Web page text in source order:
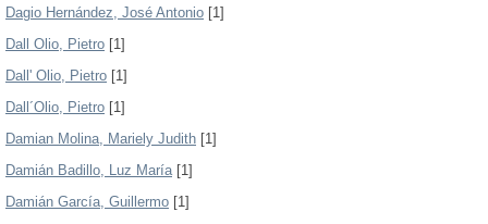
Dagio Hernández, José Antonio [1]
Dall Olio, Pietro [1]
Dall' Olio, Pietro [1]
Dall´Olio, Pietro [1]
Damian Molina, Mariely Judith [1]
Damián Badillo, Luz María[1]
Damián García, Guillermo [1]